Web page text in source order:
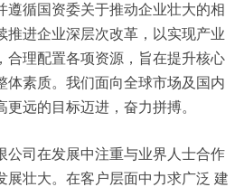
遵循国资委关于推动企业壮大的相
推进企业深层次改革，以实现产业
合理配置各项资源，旨在提升核心
体素质。我们面向全球市场及国内
远的目标迈进，奋力拼搏。
公司在发展中注重与业界人士合作
展壮大。在客户层面中力求广泛 建